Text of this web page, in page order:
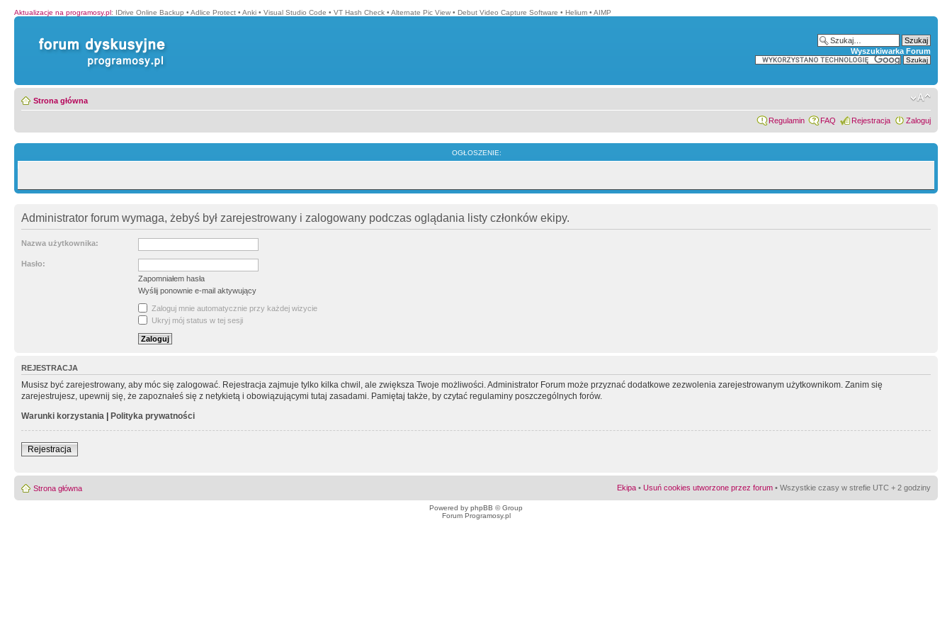
Aktualizacje na programosy.pl: IDrive Online Backup • Adlice Protect • Anki • Visual Studio Code • VT Hash Check • Alternate Pic View • Debut Video Capture Software • Helium • AIMP
Wyszukiwarka Forum
Strona główna
Regulamin FAQ Rejestracja Zaloguj
OGŁOSZENIE:
Administrator forum wymaga, żebyś był zarejestrowany i zalogowany podczas oglądania listy członków ekipy.
Nazwa użytkownika:
Hasło:
Zapomniałem hasła
Wyślij ponownie e-mail aktywujący
Zaloguj mnie automatycznie przy każdej wizycie
Ukryj mój status w tej sesji
REJESTRACJA
Musisz być zarejestrowany, aby móc się zalogować. Rejestracja zajmuje tylko kilka chwil, ale zwiększa Twoje możliwości. Administrator Forum może przyznać dodatkowe zezwolenia zarejestrowanym użytkownikom. Zanim się
zarejestrujesz, upewnij się, że zapoznałeś się z netykietą i obowiązującymi tutaj zasadami. Pamiętaj także, by czytać regulaminy poszczególnych forów.
Warunki korzystania | Polityka prywatności
Rejestracja
Strona główna Ekipa • Usuń cookies utworzone przez forum • Wszystkie czasy w strefie UTC + 2 godziny
Powered by phpBB © Group
Forum Programosy.pl